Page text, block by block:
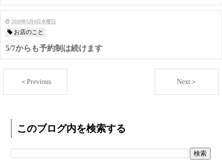
2020年5月6日水曜日
お店のこと
5/7からも予約制は続けます
＜Previous Next＞
このブログ内を検索する